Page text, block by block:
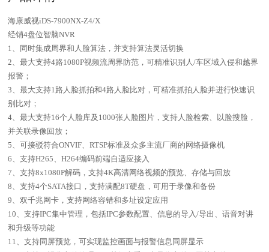
海康威视iDS-7900NX-Z4/X
经销4盘位智脑NVR
1、同时集成周界和人脸算法，并支持算法灵活切换
2、最大支持4路1080P视频流周界防范，可精准识别人/车区域入侵和越界
报警；
3、最大支持1路人脸抓拍和4路人脸比对，可精准抓拍人脸并进行快速识
别比对；
4、最大支持16个人脸库及1000张人脸图片，支持人脸检索、以脸搜脸，
并关联录像回放；
5、可接驳符合ONVIF、RTSP标准及众多主流厂商的网络摄像机
6、支持H265、H264编码前端自适应接入
7、支持8x1080P解码，支持4K高清网络视频的预览、存储与回放
8、支持4个SATA接口，支持满配8T硬盘，可用于录像和备份
9、双千兆网卡，支持网络容错和多址设定应用
10、支持IPC集中管理，包括IPC参数配置、信息的导入/导出、语音对讲
和升级等功能
11、支持同屏预览，可实现监控画面与报警信息同屏显示